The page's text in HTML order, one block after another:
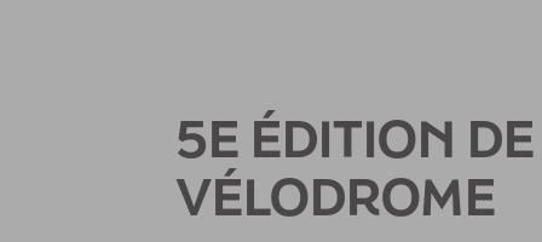
5E ÉDITION
VÉLODROME